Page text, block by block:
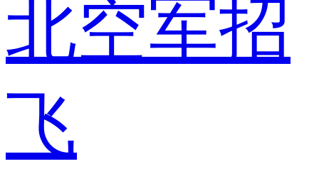
北空军招
飞